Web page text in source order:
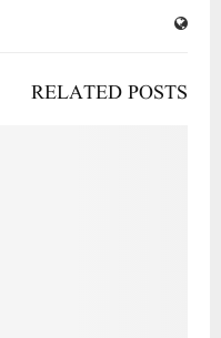
RELATED POSTS